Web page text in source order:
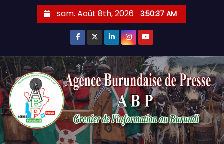
sam. Août 8th, 2026 3:50:39 AM